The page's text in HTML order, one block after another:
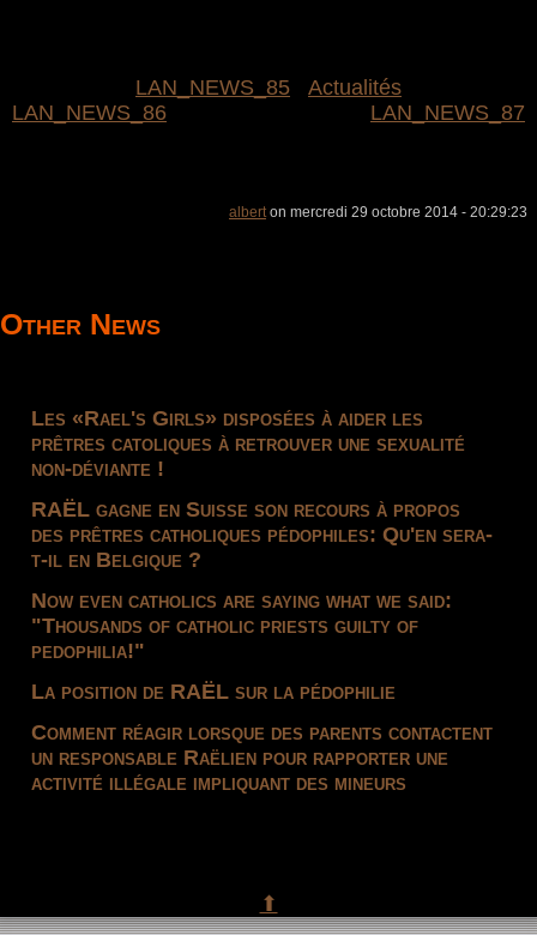
LAN_NEWS_85
Actualités
LAN_NEWS_86
LAN_NEWS_87
alberton mercredi 29 octobre 2014 - 20:29:23
Other News
Les «Rael's Girls» disposées à aider les
prêtres catoliques à retrouver une sexualité
non-déviante !
RAËL gagne en Suisse son recours à propos
des prêtres catholiques pédophiles: Qu'en sera-
t-il en Belgique ?
Now even catholics are saying what we said:
"Thousands of catholic priests guilty of
pedophilia!"
La position de RAËL sur la pédophilie
Comment réagir lorsque des parents contactent
un responsable Raëlien pour rapporter une
activité illégale impliquant des mineurs
⬆